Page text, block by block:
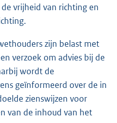
vrijheid van richting en
zijn belast met
verzoek om advies bij de
wordt de
geïnformeerd over de in
zienswijzen voor
van de inhoud van het